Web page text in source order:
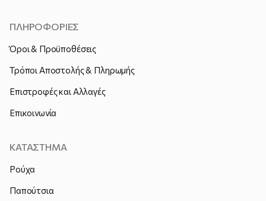
ΠΛΗΡΟΦΟΡΙΕΣ
Όροι & Προϋποθέσεις
Τρόποι Αποστολής & Πληρωμής
Επιστροφές και Αλλαγές
Επικοινωνία
ΚΑΤΑΣΤΗΜΑ
Ρούχα
Παπούτσια